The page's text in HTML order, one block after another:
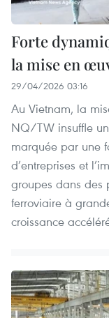
Forte
la mise en
29/04/2026 03:16
Au Vietnam, la
NQ/TW insuffle
marquée par une
d’entreprises et
groupes dans des
ferroviaire à
croissance